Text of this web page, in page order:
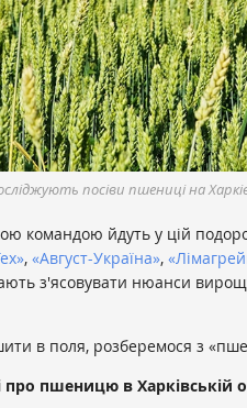
посіви пшениці на
командою йдуть у цій
, «Август-Україна»,
з'ясовувати нюанси
в поля, розберемося з
про пшеницю в Харківській